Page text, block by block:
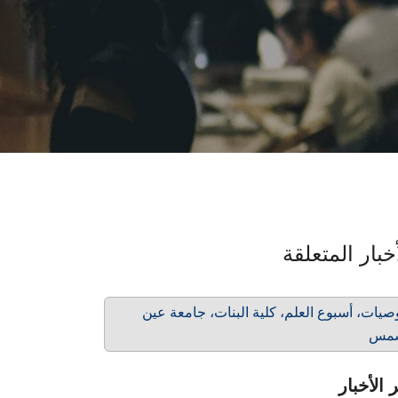
المتعلقة
أسبوع العلم، كلية البنات، جامعة عين
الأخبار